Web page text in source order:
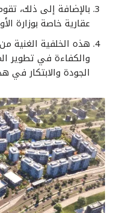
بالإضافة إلى ذلك،
عقارية خاصة بوزارة
هذه الخلفية الغنية
والكفاءة في تطوير
الجودة والابتكار في